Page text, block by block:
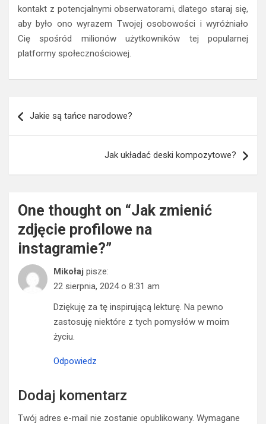
kontakt z potencjalnymi obserwatorami, dlatego staraj się,
aby było ono wyrazem Twojej osobowości i wyróżniało
Cię spośród milionów użytkowników tej popularnej
platformy społecznościowej.
wpisu
Jakie są tańce narodowe?
Jak układać deski kompozytowe?
One thought on “Jak zmienić
zdjęcie profilowe na
instagramie?”
Mikołaj pisze:
22 sierpnia, 2024 o 8:31 am
Dziękuję za tę inspirującą lekturę. Na pewno
zastosuję niektóre z tych pomysłów w moim
życiu.
Odpowiedz
Dodaj komentarz
Twój adres e-mail nie zostanie opublikowany. Wymagane